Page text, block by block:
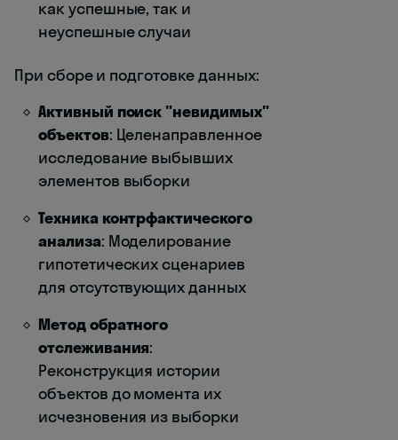
как успешные, так и
неуспешные случаи
При сборе и подготовке данных:
Активный поиск "невидимых"
объектов: Целенаправленное
исследование выбывших
элементов выборки
Техника контрфактического
анализа: Моделирование
гипотетических сценариев
для отсутствующих данных
Метод обратного
отслеживания:
Реконструкция истории
объектов до момента их
исчезновения из выборки